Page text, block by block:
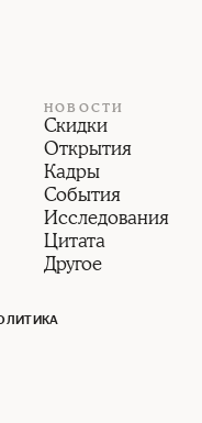
НОВОСТИ
Скидки
Открытия
Кадры
События
Исследования
Цитата
Другое